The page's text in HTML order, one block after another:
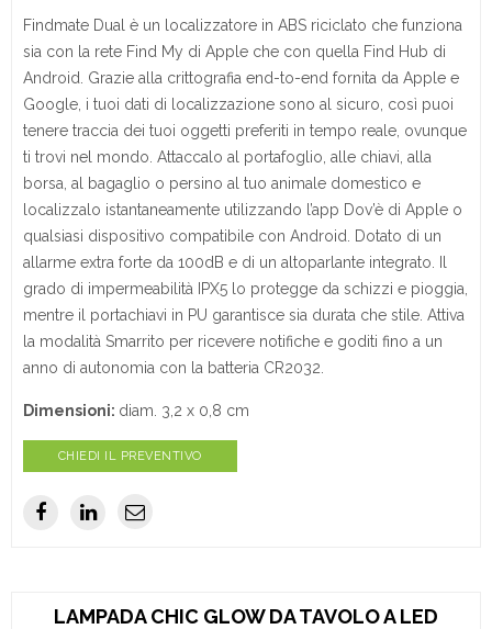
Findmate Dual è un localizzatore in ABS riciclato che funziona
sia con la rete Find My di Apple che con quella Find Hub di
Android. Grazie alla crittografia end-to-end fornita da Apple e
Google, i tuoi dati di localizzazione sono al sicuro, così puoi
tenere traccia dei tuoi oggetti preferiti in tempo reale, ovunque
ti trovi nel mondo. Attaccalo al portafoglio, alle chiavi, alla
borsa, al bagaglio o persino al tuo animale domestico e
localizzalo istantaneamente utilizzando l’app Dov’è di Apple o
qualsiasi dispositivo compatibile con Android. Dotato di un
allarme extra forte da 100dB e di un altoparlante integrato. Il
grado di impermeabilità IPX5 lo protegge da schizzi e pioggia,
mentre il portachiavi in PU garantisce sia durata che stile. Attiva
la modalità Smarrito per ricevere notifiche e goditi fino a un
anno di autonomia con la batteria CR2032.
Dimensioni: diam. 3,2 x 0,8 cm
CHIEDI IL PREVENTIVO
LAMPADA CHIC GLOW DA TAVOLO A LED